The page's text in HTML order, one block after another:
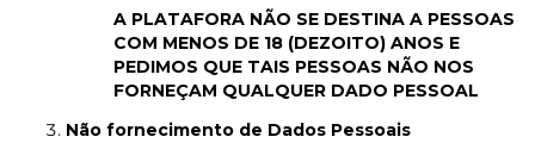
A PLATAFORA NÃO SE DESTINA A PESSOAS
COM MENOS DE 18 (DEZOITO) ANOS E
PEDIMOS QUE TAIS PESSOAS NÃO NOS
FORNEÇAM QUALQUER DADO PESSOAL
Não fornecimento de Dados Pessoais